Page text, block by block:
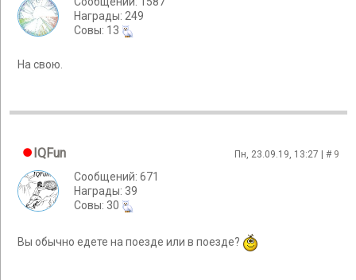
Награды: 249
Cовы: 13
На свою.
IQFun Пн, 23.09.19, 13:27 | # 9
Сообщений: 671
Награды: 39
Cовы: 30
Вы обычно едете на поезде или в поезде?